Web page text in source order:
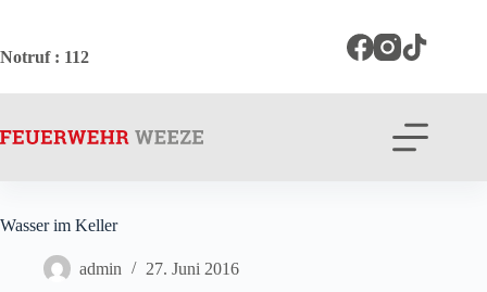
springen
Notruf: 112
Wasser im Keller
admin 27. Juni 2016